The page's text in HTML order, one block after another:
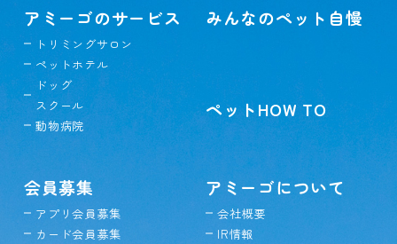
アミーゴのサービス
トリミングサロン
ペットホテル
ドッグ
スクール
動物病院
みんなのペット自慢
ペットHOW TO
会員募集
アプリ会員募集
カード会員募集
アミーゴについて
会社概要
IR情報